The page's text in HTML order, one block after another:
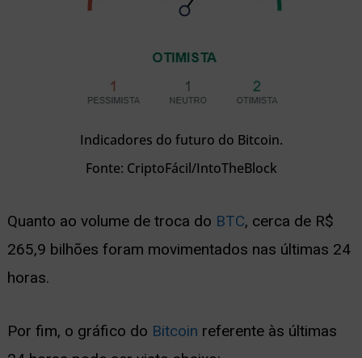
Indicadores do futuro do Bitcoin.
Fonte: CriptoFácil/IntoTheBlock
Quanto ao volume de troca do BTC, cerca de R$
265,9 bilhões foram movimentados nas últimas 24
horas.
Por fim, o gráfico do Bitcoin referente às últimas